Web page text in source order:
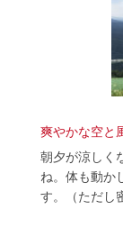
爽やかな空と
朝夕が涼しく
ね。体も動か
す。（ただし